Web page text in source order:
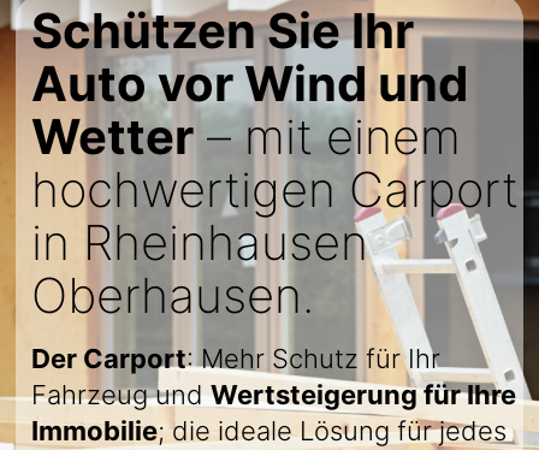
Schützen Sie Ihr
Auto vor Wind und
Wetter– mit einem
hochwertigen Carport
in Rheinhausen
Oberhausen.
Der Carport: Mehr Schutz für Ihr
Fahrzeug undWertsteigerung für Ihre
Immobilie; die ideale Lösung für jedes